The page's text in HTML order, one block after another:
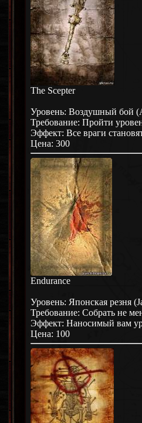
The Scepter
Уровень: Воздушный бой
Требование: Пройти
Эффект: Все враги
Цена: 300
Endurance
Уровень: Японская резня
Требование: Собрать не
Эффект: Наносимый вам
Цена: 100